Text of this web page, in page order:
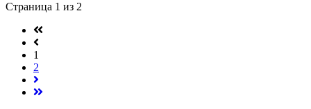
Страница 1 из 2
1
2